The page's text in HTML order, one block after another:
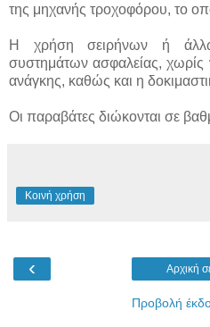
της μηχανής τροχοφόρου, το
Η χρήση σειρήνων ή
συστημάτων ασφαλείας, χωρίς
ανάγκης, καθώς και η
Οι παραβάτες διώκονται σε
Κοινή χρήση
‹ Αρχική
Προβολή